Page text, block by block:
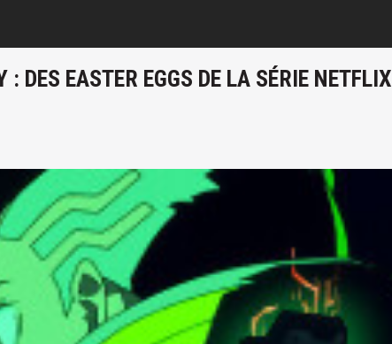
DES EASTER EGGS DE LA SÉRIE